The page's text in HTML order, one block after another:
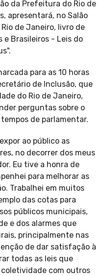
da Prefeitura do Rio de
apresentará, no Salão
de Janeiro, livro de
e Brasileiros - Leis do
para as 10 horas
de Inclusão, que
do Rio de Janeiro,
perguntas sobre o
de parlamentar.
ao público as
no decorrer dos meus
Eu tive a honra de
para melhorar as
Trabalhei em muitos
das cotas para
públicos municipais,
e dos alarmes que
principalmente nas
de dar satisfação à
todas as leis que
com outros